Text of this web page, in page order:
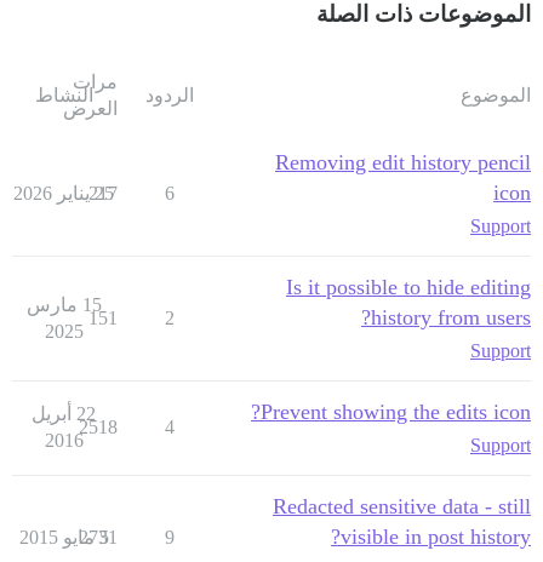
الموضوعات ذات الصلة
الموضوع الردود
مرات
العرض
النشاط
Removing edit history pencil
icon
Support
6
217
25 يناير 2026
Is it possible to hide editing
history from users?
Support
2
151
15 مارس
2025
Prevent showing the edits icon?
Support
4
2518
22 أبريل
2016
Redacted sensitive data - still
visible in post history?
9
2731
5 مايو 2015